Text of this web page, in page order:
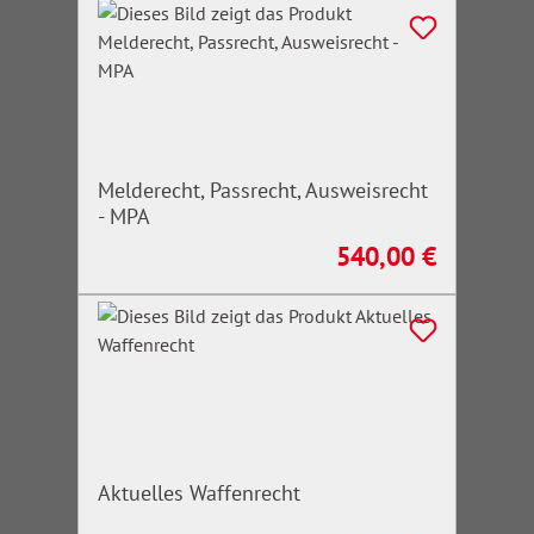
Melderecht, Passrecht, Ausweisrecht
- MPA
Regulärer Preis:
540,00 €
Aktuelles Waffenrecht